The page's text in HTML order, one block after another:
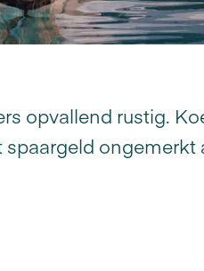
opvallend rustig.
ongemerkt